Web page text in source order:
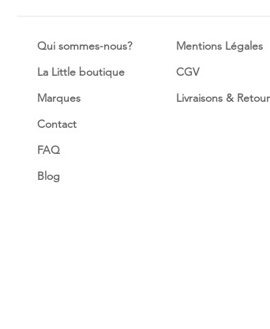
Qui sommes-nous?
La Little boutique
Marques
Contact
FAQ
Blog
Mentions Légales
CGV
Livraisons &